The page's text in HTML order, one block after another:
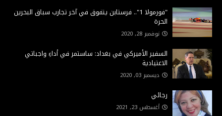
"فورمولا 1".. فرستابن يتفوق في آخر تجارب سباق البحرين
الحرة
نوفمبر 28, 2020
السفير الأميركي في بغداد: ساستمر في أداءِ واجباتي
الاعتيادية
ديسمبر 03, 2020
رجائي
أغسطس 23, 2021